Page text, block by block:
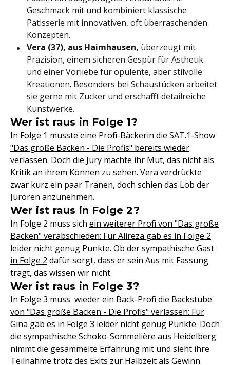
Geschmack mit und kombiniert klassische
Patisserie mit innovativen, oft überraschenden
Konzepten.
Vera (37), aus Haimhausen, überzeugt mit
Präzision, einem sicheren Gespür für Ästhetik
und einer Vorliebe für opulente, aber stilvolle
Kreationen. Besonders bei Schaustücken arbeitet
sie gerne mit Zucker und erschafft detailreiche
Kunstwerke.
Wer ist raus in Folge 1?
In Folge 1 musste eine Profi-Bäckerin die SAT.1-Show
"Das große Backen - Die Profis" bereits wieder
verlassen. Doch die Jury machte ihr Mut, das nicht als
Kritik an ihrem Können zu sehen. Vera verdrückte
zwar kurz ein paar Tränen, doch schien das Lob der
Juroren anzunehmen.
Wer ist raus in Folge 2?
In Folge 2 muss sich ein weiterer Profi von "Das große
Backen" verabschieden: Für Alireza gab es in Folge 2
leider nicht genug Punkte. Ob der sympathische Gast
in Folge 2 dafür sorgt, dass er sein Aus mit Fassung
trägt, das wissen wir nicht.
Wer ist raus in Folge 3?
In Folge 3 muss wieder ein Back-Profi die Backstube
von "Das große Backen - Die Profis" verlassen: Für
Gina gab es in Folge 3 leider nicht genug Punkte. Doch
die sympathische Schoko-Sommelière aus Heidelberg
nimmt die gesammelte Erfahrung mit und sieht ihre
Teilnahme trotz des Exits zur Halbzeit als Gewinn.